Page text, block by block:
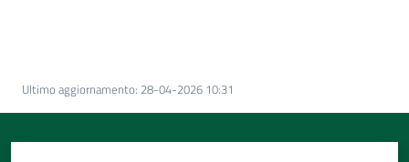
Per
Ultimo aggiornamento: 28-04-2026 10:31